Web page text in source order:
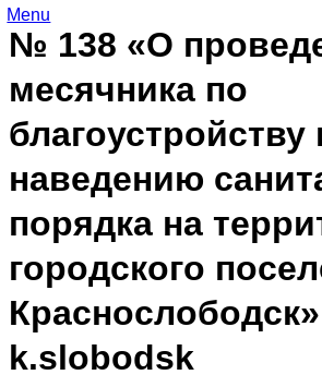
№ 138 «О
месячника по
благоустройству
наведению
порядка на
городского
k.slobodsk
Menu